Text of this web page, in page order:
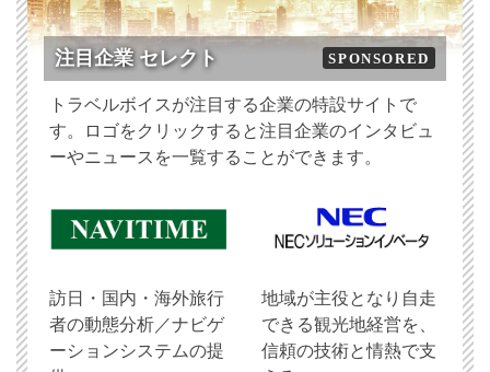
注目企業 セレクト SPONSORED
トラベルボイスが注目する企業の特設サイトで
す。ロゴをクリックすると注目企業のインタビュ
ーやニュースを一覧することができます。
訪日・国内・海外旅行
者の動態分析／ナビゲ
ーションシステムの提
地域が主役となり自走
できる観光地経営を、
信頼の技術と情熱で支